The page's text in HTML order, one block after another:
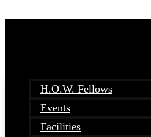
H.O.W. Fellows
Events
Facilities